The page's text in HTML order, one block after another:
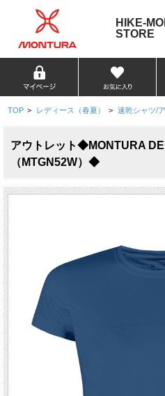
HIKE-
STORE
TOP > レディース（春夏） > 速乾シャツ/
アウトレット◆MONTURA
（MTGN52W）◆